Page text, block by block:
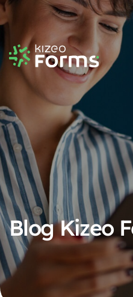
Blog Kizeo